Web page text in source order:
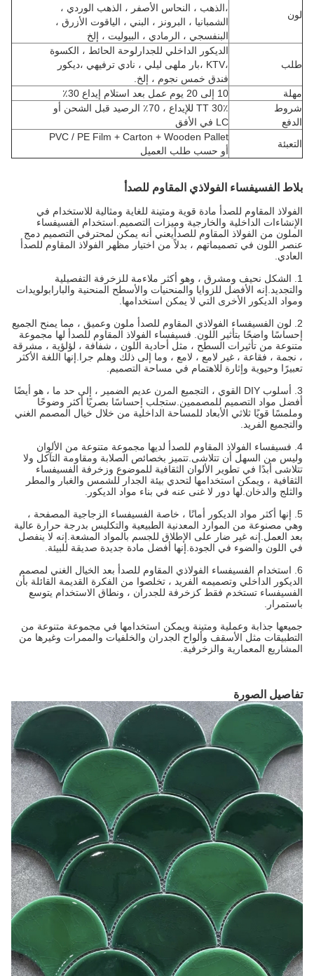
لون
الذهب ، النحاس الأصفر ، الذهب الوردي ،
الشمبانيا ، البرونز ، البني ، الياقوت الأزرق ،
البنفسجي ، الرمادي ، البيوليت ، إلخ
طلب
الديكور الداخلي للجدارلوحة الحائط ، الكسوة
KTV ، بار ملهى ليلي ، نادي ترفيهي ، ديكور
فندق خمس نجوم ، إلخ.
مهلة
10 إلى 20 يوم عمل بعد استلام إيداع 30٪
شروط
الدفع
30٪ TT للإيداع ، 70٪ الرصيد قبل الشحن أو
LC في الأفق
التعبئة
PVC / PE Film + Carton + Wooden Pallet
أو حسب طلب العميل
بلاط الفسيفساء الفولاذي المقاوم للصدأ
الفولاذ المقاوم للصدأ مادة قوية ومتينة للغاية ومثالية للاستخدام في
الإنشاءات الداخلية والخارجية وميزات التصميم.استخدام الفسيفساء
الملون من الفولاذ المقاوم للصدأيعني أنه يمكن لمحترفي التصميم دمج
عنصر اللون في تصميماتهم ، بدلاً من اختيار مظهر الفولاذ المقاوم للصدأ
العادي.
1. الشكل نحيف ومشرق ، وهو أكثر ملاءمة للزخرفة التفصيلية
والتجديد.إنه الأفضل للزوايا والمنحنيات والأسطح المنحنية والبارابولويدات
ومواد الديكور الأخرى التي لا يمكن استخدامها.
2. لون الفسيفساء الفولاذي المقاوم للصدأ ملون وعميق ، مما يمنح الجميع
إحساسًا واضحًا بتأثير اللون. فسيفساء الفولاذ المقاوم للصدأ لها مجموعة
متنوعة من تأثيرات السطح ، مثل أحادية اللون ، شفافة ، لؤلؤية ، مشرقة
، نجمة ، فقاعة ، غير لامع ، لامع ، وما إلى ذلك وهلم جرا.إنها اللغة الأكثر
تعبيرًا وحيوية وإثارة للاهتمام في مساحة التصميم.
3. أسلوب DIY القوي ، التجميع المرن عديم الضمير ، إلى حد ما ، هو أيضًا
أفضل مواد التصميم للمصممين.ستجلب إحساسًا بصريًا أكثر وضوحًا
وملمسًا قويًا ثلاثي الأبعاد للمساحة الداخلية من خلال خيال المصمم الغني
والتجميع الفريد.
4. فسيفساء الفولاذ المقاوم للصدأ لديها مجموعة متنوعة من الألوان
وليس من السهل أن تتلاشى.تتميز بخصائص الصلابة ومقاومة التآكل ولا
تتلاشى أبدًا في تطوير الألوان الثقافية للموضوع وزخرفة الفسيفساء
الثقافية ، ويمكن استخدامها لتحدي بيئة الجدار للشمس والغبار والمطر
والثلج والدخان.لها دور لا غنى عنه في بناء مواد الديكور.
5. إنها أكثر مواد الديكور أمانًا ، خاصة الفسيفساء الزجاجية المصفحة ،
وهي مصنوعة من الموارد المعدنية الطبيعية والتكليس بدرجة حرارة عالية
بعد العمل.إنه غير ضار على الإطلاق للجسم بالمواد المشعة.إنه لا ينفصل
في اللون والضوء في الجودة.إنها أفضل مادة جديدة صديقة للبيئة.
6. استخدام الفسيفساء الفولاذي المقاوم للصدأ بعد الخيال الغني لمصمم
الديكور الداخلي وتصميمه الفريد ، تخلصوا من الفكرة القديمة القائلة بأن
الفسيفساء تستخدم فقط كزخرفة للجدران ، ونطاق الاستخدام يتوسع
باستمرار.
جميعها جذابة وعملية ومتينة ويمكن استخدامها في مجموعة متنوعة من
التطبيقات مثل الأسقف وألواح الجدران والخلفيات والممرات وغيرها من
المشاريع المعمارية والزخرفية.
تفاصيل الصورة